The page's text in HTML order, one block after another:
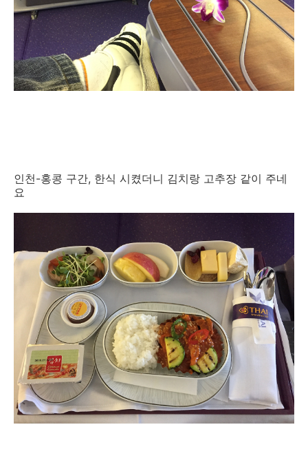
인천-홍콩 구간, 한식 시켰더니 김치랑 고추장 같이 주네
요